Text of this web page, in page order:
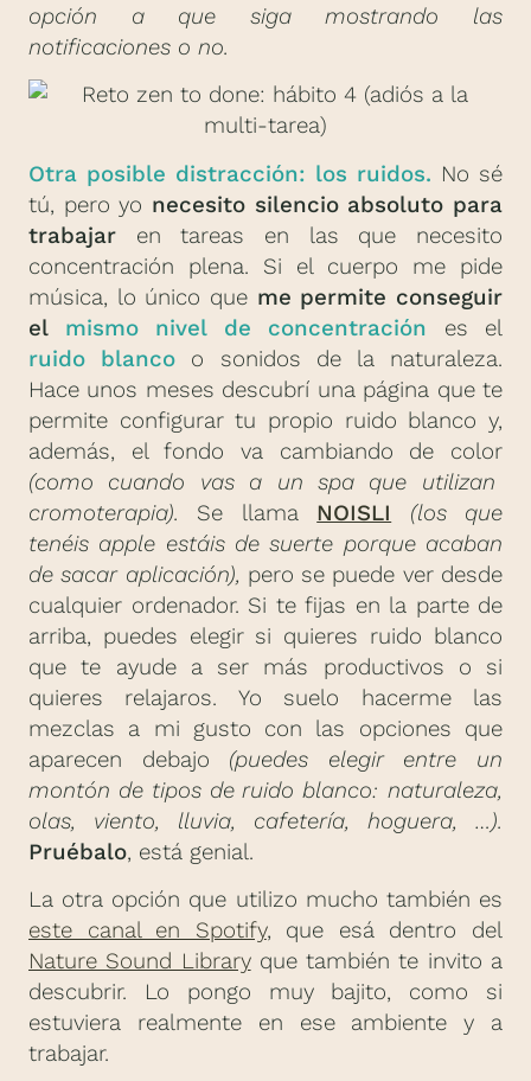
opción a que siga mostrando las
notificaciones o no.
Otra posible distracción: los ruidos. No sé
tú, pero yo necesito silencio absoluto para
trabajar en tareas en las que necesito
concentración plena. Si el cuerpo me pide
música, lo único que me permite conseguir
el mismo nivel de concentración es el
ruido blanco o sonidos de la naturaleza.
Hace unos meses descubrí una página que te
permite configurar tu propio ruido blanco y,
además, el fondo va cambiando de color
(como cuando vas a un spa que utilizan
cromoterapia). Se llama NOISLI
(los que
tenéis apple estáis de suerte porque acaban
de sacar aplicación), pero se puede ver desde
cualquier ordenador. Si te fijas en la parte de
arriba, puedes elegir si quieres ruido blanco
que te ayude a ser más productivos o si
quieres relajaros. Yo suelo hacerme las
mezclas a mi gusto con las opciones que
aparecen debajo (puedes elegir entre un
montón de tipos de ruido blanco: naturaleza,
olas, viento, lluvia, cafetería, hoguera, …).
Pruébalo, está genial.
La otra opción que utilizo mucho también es
este canal en Spotify, que esá dentro del
Nature Sound Libraryque también te invito a
descubrir. Lo pongo muy bajito, como si
estuviera realmente en ese ambiente y a
trabajar.